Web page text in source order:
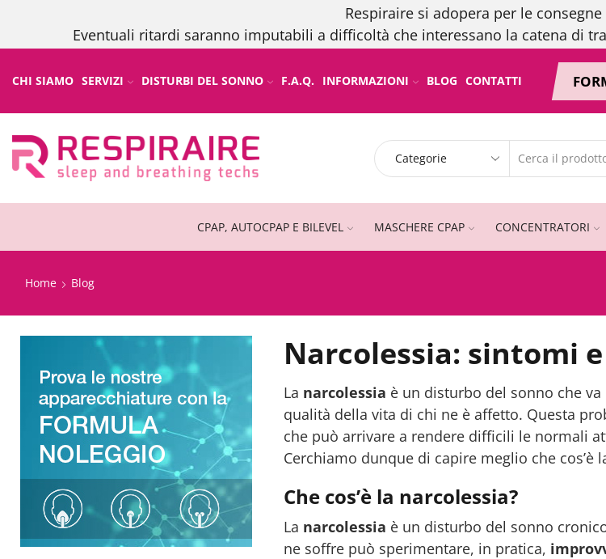
Respiraire si adopera per le
Eventuali ritardi saranno imputabili a difficoltà che interessano la catena di
CHI SIAMO SERVIZI DISTURBI DEL SONNO F.A.Q. INFORMAZIONI BLOG CONTATTI
CPAP, AUTOCPAP E BILEVEL MASCHERE CPAP CONCENTRATORI
Home Blog
Narcolessia: sintomi
La narcolessia è un disturbo del sonno che
qualità della vita di chi ne è affetto. Questa
che può arrivare a rendere difficili le normali
Cerchiamo dunque di capire meglio che
Che cos’è la narcolessia?
La narcolessia è un disturbo del sonno
ne soffre può sperimentare, in pratica,